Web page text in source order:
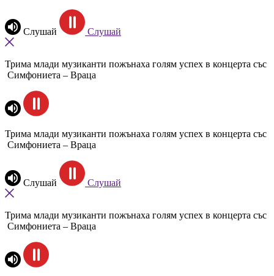
Слушай Слушай
Трима млади музиканти пожънаха голям успех в концерта със
Симфониета – Враца
Трима млади музиканти пожънаха голям успех в концерта със
Симфониета – Враца
Слушай Слушай
Трима млади музиканти пожънаха голям успех в концерта със
Симфониета – Враца